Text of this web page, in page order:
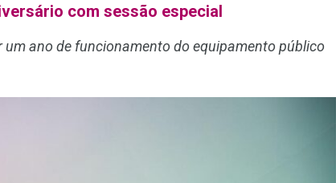
com sessão especial
ano de funcionamento do equipamento público